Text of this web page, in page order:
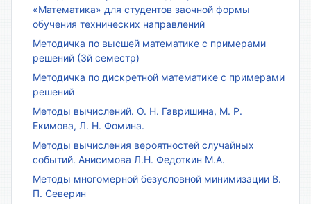
«Математика» для студентов заочной формы
обучения технических направлений
Методичка по высшей математике с примерами
решений (3й семестр)
Методичка по дискретной математике с примерами
решений
Методы вычислений. О. Н. Гавришина, М. Р.
Екимова, Л. Н. Фомина.
Методы вычисления вероятностей случайных
событий. Анисимова Л.Н. Федоткин М.А.
Методы многомерной безусловной минимизации В.
П. Северин